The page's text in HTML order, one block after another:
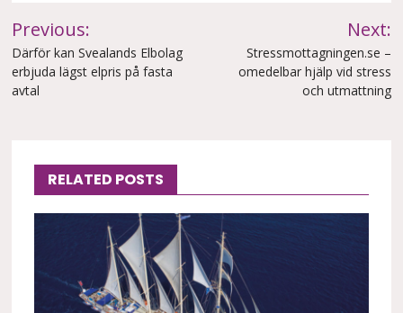
Inläggsnavigering
Previous:
Därför kan Svealands Elbolag
erbjuda lägst elpris på fasta
avtal
Next:
Stressmottagningen.se –
omedelbar hjälp vid stress
och utmattning
RELATED POSTS